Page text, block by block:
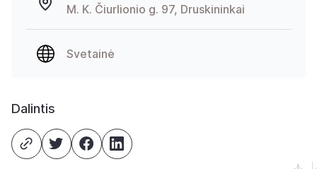
M. K. Čiurlionio g. 97, Druskininkai
Svetainė
Dalintis